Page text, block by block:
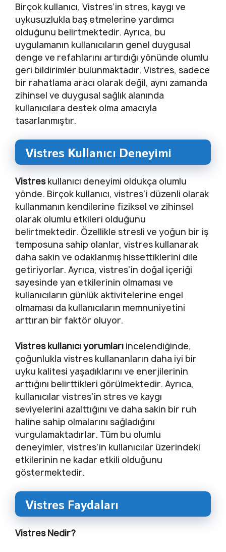
Birçok kullanıcı, Vistres’in stres, kaygı ve
uykusuzlukla baş etmelerine yardımcı
olduğunu belirtmektedir. Ayrıca, bu
uygulamanın kullanıcıların genel duygusal
denge ve refahlarını artırdığı yönünde olumlu
geri bildirimler bulunmaktadır. Vistres, sadece
bir rahatlama aracı olarak değil, aynı zamanda
zihinsel ve duygusal sağlık alanında
kullanıcılara destek olma amacıyla
tasarlanmıştır.
Vistres Kullanıcı Deneyimi
Vistreskullanıcı deneyimi oldukça olumlu
yönde. Birçok kullanıcı, vistres’i düzenli olarak
kullanmanın kendilerine fiziksel ve zihinsel
olarak olumlu etkileri olduğunu
belirtmektedir. Özellikle stresli ve yoğun bir iş
temposuna sahip olanlar, vistres kullanarak
daha sakin ve odaklanmış hissettiklerini dile
getiriyorlar. Ayrıca, vistres’in doğal içeriği
sayesinde yan etkilerinin olmaması ve
kullanıcıların günlük aktivitelerine engel
olmaması da kullanıcıların memnuniyetini
arttıran bir faktör oluyor.
Vistres kullanıcı yorumları incelendiğinde,
çoğunlukla vistres kullananların daha iyi bir
uyku kalitesi yaşadıklarını ve enerjilerinin
arttığını belirttikleri görülmektedir. Ayrıca,
kullanıcılar vistres’in stres ve kaygı
seviyelerini azalttığını ve daha sakin bir ruh
haline sahip olmalarını sağladığını
vurgulamaktadırlar. Tüm bu olumlu
deneyimler, vistres’in kullanıcılar üzerindeki
etkilerinin ne kadar etkili olduğunu
göstermektedir.
Vistres Faydaları
Vistres Nedir?